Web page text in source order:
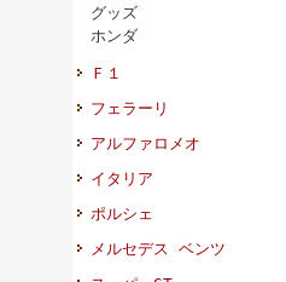
グッズ
ホンダ
Ｆ１
フェラーリ
アルファロメオ
イタリア
ポルシェ
メルセデス ベンツ